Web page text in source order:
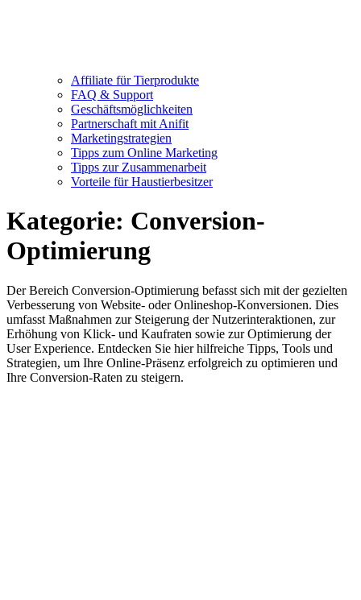
Affiliate für Tierprodukte
FAQ & Support
Geschäftsmöglichkeiten
Partnerschaft mit Anifit
Marketingstrategien
Tipps zum Online Marketing
Tipps zur Zusammenarbeit
Vorteile für Haustierbesitzer
Kategorie: Conversion-
Optimierung
Der Bereich Conversion-Optimierung befasst sich mit der gezielten
Verbesserung von Website- oder Onlineshop-Konversionen. Dies
umfasst Maßnahmen zur Steigerung der Nutzerinteraktionen, zur
Erhöhung von Klick- und Kaufraten sowie zur Optimierung der
User Experience. Entdecken Sie hier hilfreiche Tipps, Tools und
Strategien, um Ihre Online-Präsenz erfolgreich zu optimieren und
Ihre Conversion-Raten zu steigern.